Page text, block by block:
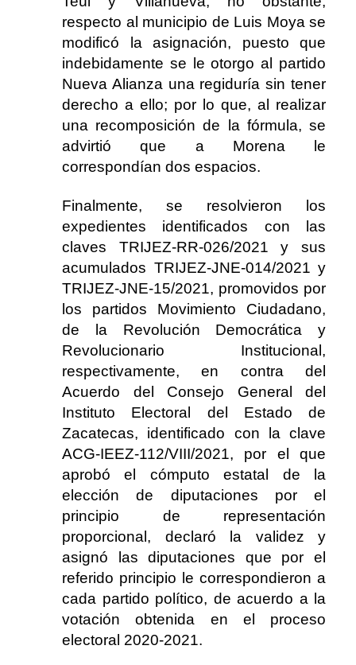
respecto al municipio de Luis Moya se
modificó la asignación, puesto que
indebidamente se le otorgo al partido
Nueva Alianza una regiduría sin tener
derecho a ello; por lo que, al realizar
una recomposición de la fórmula, se
advirtió que a Morena le
correspondían dos espacios.
Finalmente, se resolvieron los
expedientes identificados con las
claves TRIJEZ-RR-026/2021 y sus
acumulados TRIJEZ-JNE-014/2021 y
TRIJEZ-JNE-15/2021, promovidos por
los partidos Movimiento Ciudadano,
de la Revolución Democrática y
Revolucionario Institucional,
respectivamente, en contra del
Acuerdo del Consejo General del
Instituto Electoral del Estado de
Zacatecas, identificado con la clave
ACG-IEEZ-112/VIII/2021, por el que
aprobó el cómputo estatal de la
elección de diputaciones por el
principio de representación
proporcional, declaró la validez y
asignó las diputaciones que por el
referido principio le correspondieron a
cada partido político, de acuerdo a la
votación obtenida en el proceso
electoral 2020-2021.